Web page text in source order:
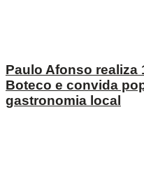
Paulo Afonso realiza
Boteco e convida
gastronomia local